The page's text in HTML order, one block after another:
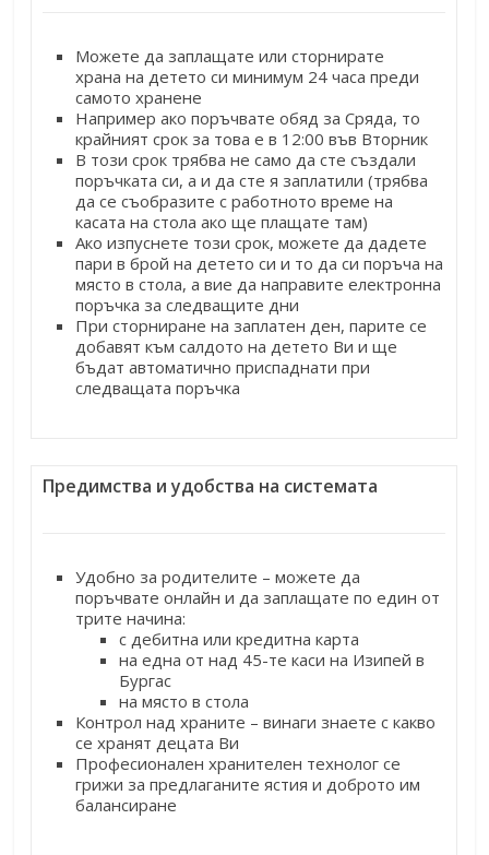
Можете да заплащате или сторнирате
храна на детето си минимум 24 часа преди
самото хранене
Например ако поръчвате обяд за Сряда, то
крайният срок за това е в 12:00 във Вторник
В този срок трябва не само да сте създали
поръчката си, а и да сте я заплатили (трябва
да се съобразите с работното време на
касата на стола ако ще плащате там)
Ако изпуснете този срок, можете да дадете
пари в брой на детето си и то да си поръча на
място в стола, а вие да направите електронна
поръчка за следващите дни
При сторниране на заплатен ден, парите се
добавят към салдото на детето Ви и ще
бъдат автоматично приспаднати при
следващата поръчка
Предимства и удобства на системата
Удобно за родителите – можете да
поръчвате онлайн и да заплащате по един от
трите начина:
с дебитна или кредитна карта
на една от над 45-те каси на Изипей в
Бургас
на място в стола
Контрол над храните – винаги знаете с какво
се хранят децата Ви
Професионален хранителен технолог се
грижи за предлаганите ястия и доброто им
балансиране